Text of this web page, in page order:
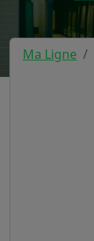
Ma Ligne